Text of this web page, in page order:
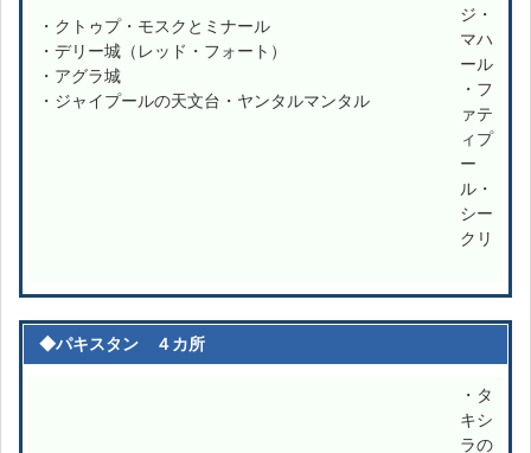
・クトゥプ・モスクとミナール
・デリー城（レッド・フォート）
・アグラ城
・ジャイプールの天文台・ヤンタルマンタル
ジ・
マハ
ール
・フ
ァテ
ィプ
ー
ル・
シー
クリ
◆パキスタン ４カ所
・タ
キシ
ラの